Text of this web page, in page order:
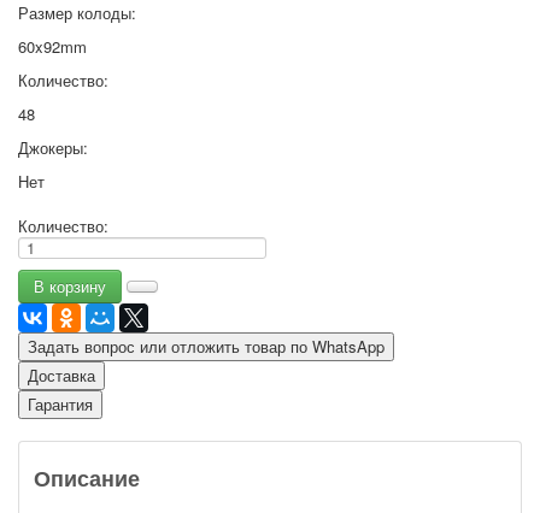
Размер колоды:
60x92mm
Количество:
48
Джокеры:
Нет
Количество:
Задать вопрос или отложить товар по WhatsApp
Доставка
Гарантия
Описание